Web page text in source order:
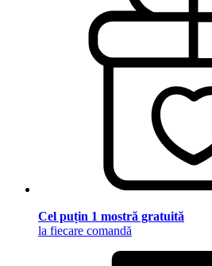
Cel puțin 1 mostră gratuită
la fiecare comandă